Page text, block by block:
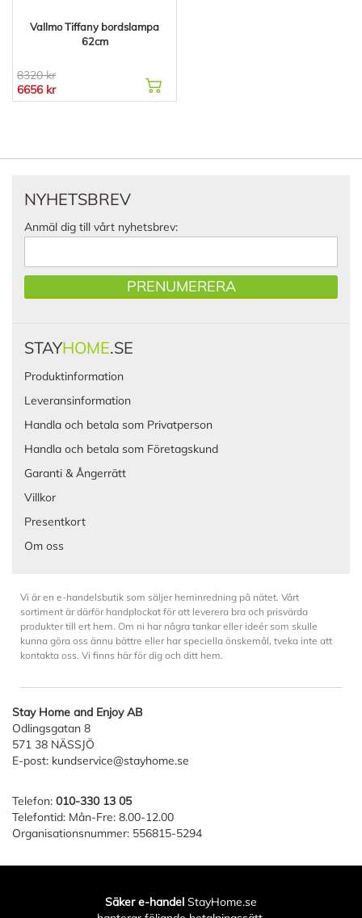
Vallmo Tiffany bordslampa
62cm
8320 kr
6656 kr
NYHETSBREV
Anmäl dig till vårt nyhetsbrev:
PRENUMERERA
STAYHOME.SE
Produktinformation
Leveransinformation
Handla och betala som Privatperson
Handla och betala som Företagskund
Garanti & Ångerrätt
Villkor
Presentkort
Om oss
Vi är en e-handelsbutik som säljer heminredning på nätet. Vårt
sortiment är därför handplockat för att leverera bra och prisvärda
produkter till ert hem. Om ni har några tankar eller ideér som skulle
kunna göra oss ännu bättre eller har speciella önskemål, tveka inte att
kontakta oss. Vi finns här för dig och ditt hem.
Stay Home and Enjoy AB
Odlingsgatan 8
571 38 NÄSSJÖ
E-post: kundservice@stayhome.se
Telefon: 010-330 13 05
Telefontid: Mån-Fre: 8.00-12.00
Organisationsnummer: 556815-5294
Säker e-handel StayHome.se